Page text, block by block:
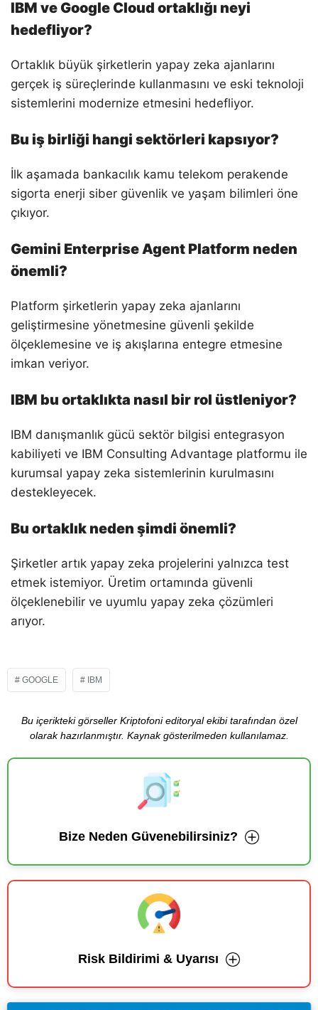
IBM ve Google Cloud ortaklığı neyi
hedefliyor?
Ortaklık büyük şirketlerin yapay zeka ajanlarını
gerçek iş süreçlerinde kullanmasını ve eski teknoloji
sistemlerini modernize etmesini hedefliyor.
Bu iş birliği hangi sektörleri kapsıyor?
İlk aşamada bankacılık kamu telekom perakende
sigorta enerji siber güvenlik ve yaşam bilimleri öne
çıkıyor.
Gemini Enterprise Agent Platform neden
önemli?
Platform şirketlerin yapay zeka ajanlarını
geliştirmesine yönetmesine güvenli şekilde
ölçeklemesine ve iş akışlarına entegre etmesine
imkan veriyor.
IBM bu ortaklıkta nasıl bir rol üstleniyor?
IBM danışmanlık gücü sektör bilgisi entegrasyon
kabiliyeti ve IBM Consulting Advantage platformu ile
kurumsal yapay zeka sistemlerinin kurulmasını
destekleyecek.
Bu ortaklık neden şimdi önemli?
Şirketler artık yapay zeka projelerini yalnızca test
etmek istemiyor. Üretim ortamında güvenli
ölçeklenebilir ve uyumlu yapay zeka çözümleri
arıyor.
GOOGLE IBM
Bu içerikteki görseller Kriptofoni editoryal ekibi tarafından özel
olarak hazırlanmıştır. Kaynak gösterilmeden kullanılamaz.
Bize Neden Güvenebilirsiniz?
Risk Bildirimi & Uyarısı